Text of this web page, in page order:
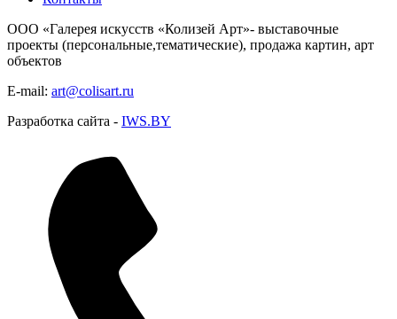
ООО «Галерея искусств «Колизей Арт»- выставочные
проекты (персональные,тематические), продажа картин, арт
объектов
E-mail: art@colisart.ru
Разработка сайта - IWS.BY